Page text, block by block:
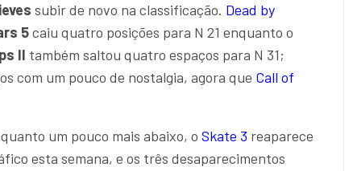
subir de novo na classificação. Dead by
5caiu quatro posições para N 21 enquanto o
II também saltou quatro espaços para N 31;
com um pouco de nostalgia, agora que Call of
um pouco mais abaixo, o Skate 3 reaparece
esta semana, e os três desaparecimentos